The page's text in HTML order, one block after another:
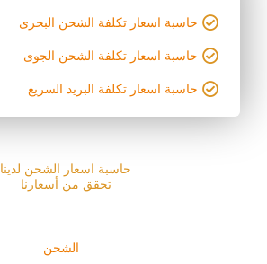
حاسبة اسعار تكلفة الشحن البحرى
حاسبة اسعار تكلفة الشحن الجوى
حاسبة اسعار تكلفة البريد السريع
حاسبة اسعار الشحن لدينا
تحقق من أسعارنا
الشحن